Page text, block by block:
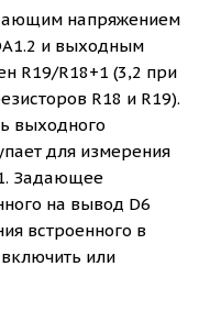
напряжением
и выходным
R19/R18+1 (3,2 при
R18 и R19).
выходного
для измерения
Задающее
на вывод D6
встроенного в
или